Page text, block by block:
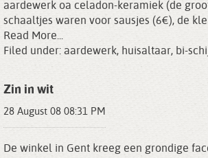
aardewerk oa celadon-keramiek (de
schaaltjes waren voor sausjes (6€), de
Read More...
Filed under: aardewerk, huisaltaar, bi-
Zin in wit
28 August 08 08:31 PM
De winkel in Gent kreeg een grondige